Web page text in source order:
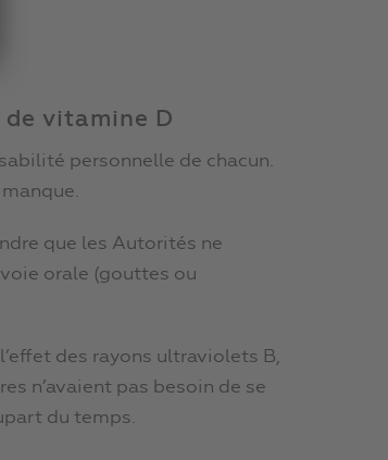
vitamine D
personnelle de chacun.
que les Autorités ne
orale (gouttes ou
des rayons ultraviolets B,
n’avaient pas besoin de se
du temps.